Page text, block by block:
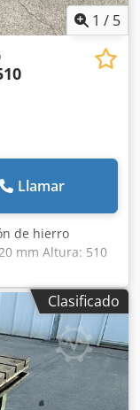
1 / 5
Llamar
de hierro
mm Altura: 510
x 25 mm 2 caras
Clasificado